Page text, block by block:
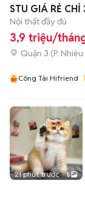
STU GIÁ RẺ
Nội thất đầy đủ
3,9 triệu/
Quận 3 (P.
Công Tài Hifriend
21 phút trước 5